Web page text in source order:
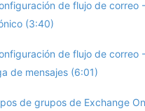
de flujo de correo
(3:40)
de flujo de correo
de mensajes (6:01)
de grupos de Exchange